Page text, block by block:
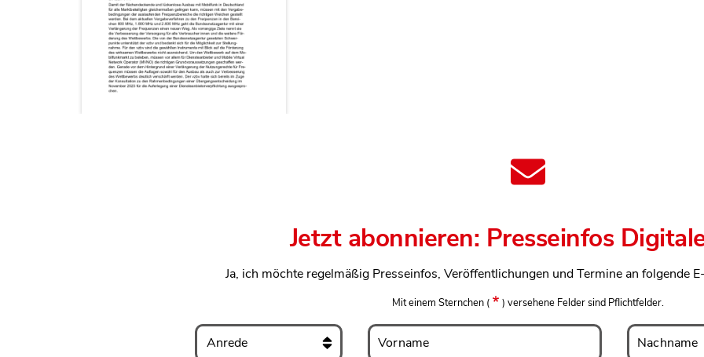
Jetzt abonnieren: Presseinfos
Ja, ich möchte regelmäßig Presseinfos, Veröffentlichungen und Termine an folgende
Mit einem Sternchen ( ) versehene Felder sind Pflichtfelder.
Anrede Vorname
Vorname
Nachname
Nachname